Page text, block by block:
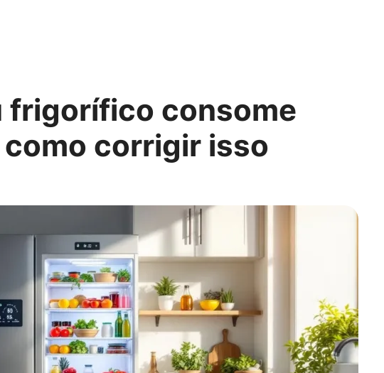
frigorífico consome
corrigir isso